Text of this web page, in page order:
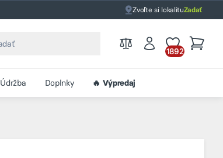
Zvoľte si lokalituZadať
1892
Údržba Doplnky 🔥 Výpredaj